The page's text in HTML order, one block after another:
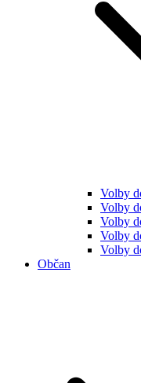
Volby
Volby
Volby
Volby
Volby
Občan